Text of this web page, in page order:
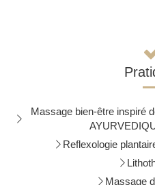
Massage bien-être inspiré
Reflexologie
Massage